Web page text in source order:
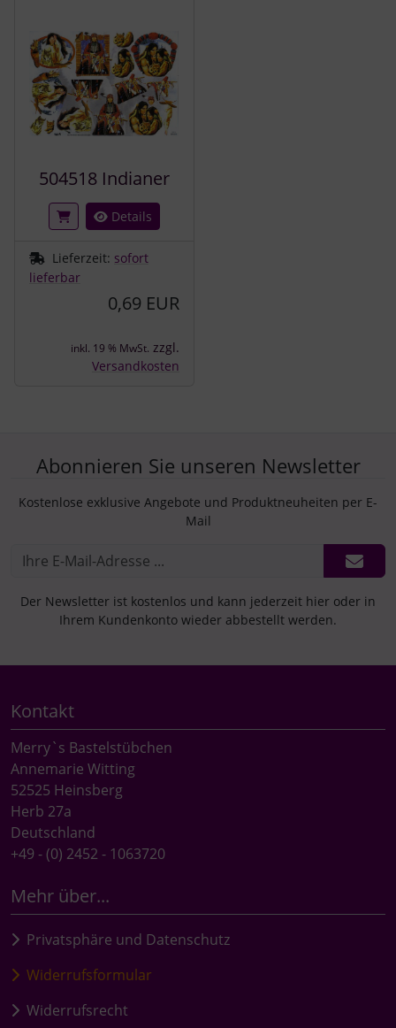
504518 Indianer
Details
Lieferzeit: sofort
lieferbar
0,69 EUR
inkl. 19 % MwSt. zzgl.
Versandkosten
Abonnieren Sie unseren Newsletter
Kostenlose exklusive Angebote und Produktneuheiten per E-
Mail
Der Newsletter ist kostenlos und kann jederzeit hier oder in
Ihrem Kundenkonto wieder abbestellt werden.
Kontakt
Merry`s Bastelstübchen
Annemarie Witting
52525 Heinsberg
Herb 27a
Deutschland
+49 - (0) 2452 - 1063720
Mehr über...
Privatsphäre und Datenschutz
Widerrufsformular
Widerrufsrecht